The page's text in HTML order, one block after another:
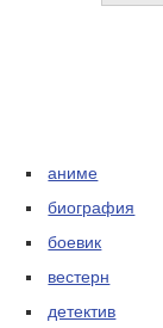
аниме
биография
боевик
вестерн
детектив